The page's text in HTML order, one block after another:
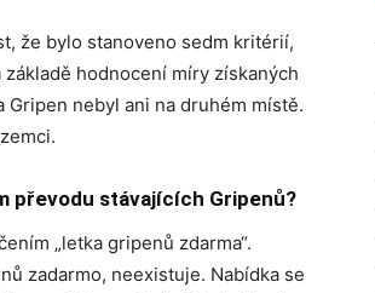
že bylo stanoveno sedm kritérií,
hodnocení míry získaných
nebyl ani na druhém místě.
převodu stávajících Gripenů?
„letka gripenů zdarma“.
zadarmo, neexistuje. Nabídka se